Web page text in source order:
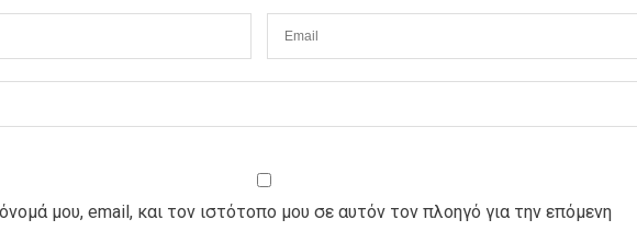
μου, email, και τον ιστότοπο μου σε αυτόν τον πλοηγό για την επόμενη